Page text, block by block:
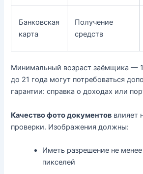
Банковская
карта
Получение
средств
Минимальный возраст заёмщика —
до 21 года могут потребоваться
гарантии: справка о доходах или
Качество фото документов влияет
проверки. Изображения должны:
Иметь разрешение не
пикселей